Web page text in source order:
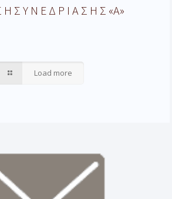
Σ Υ Ν Ε Δ Ρ Ι Α Σ Η Σ «Α»
Load more